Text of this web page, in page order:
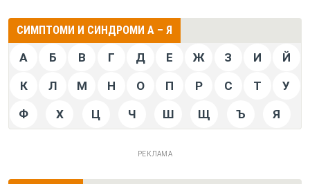
СИМПТОМИ И СИНДРОМИ А – Я
А Б В Г Д Е Ж З И Й
К Л М Н О П Р С Т У
Ф Х Ц Ч Ш Щ Ъ Я
РЕКЛАМА